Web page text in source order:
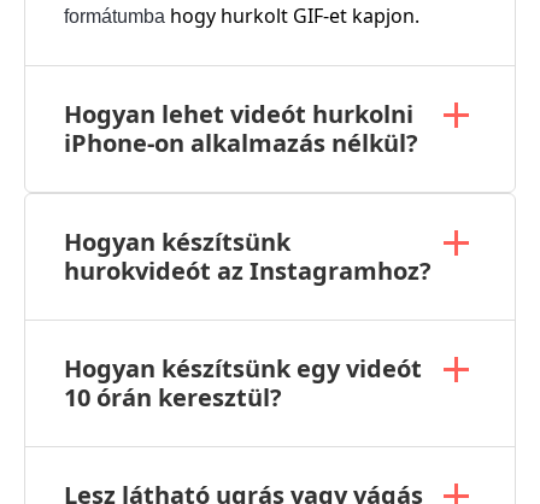
formátumba hogy hurkolt GIF-et kapjon.
Hogyan lehet videót hurkolni
iPhone-on alkalmazás nélkül?
Hogyan készítsünk
hurokvideót az Instagramhoz?
Hogyan készítsünk egy videót
10 órán keresztül?
Lesz látható ugrás vagy vágás